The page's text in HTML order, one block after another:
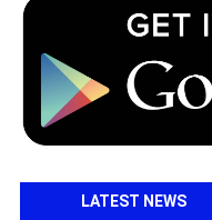
LATEST NEWS